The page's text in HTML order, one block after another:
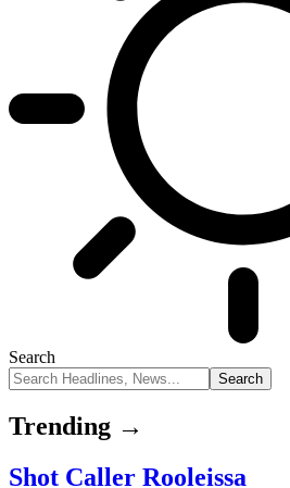
Search
Trending →
Shot Caller Rooleissa